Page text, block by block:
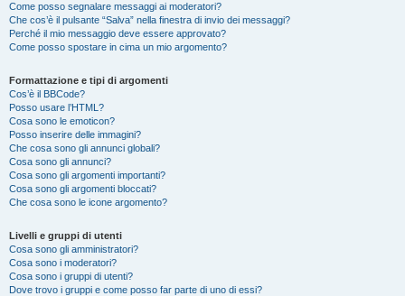
Come posso segnalare messaggi ai moderatori?
Che cos’è il pulsante “Salva” nella finestra di invio dei messaggi?
Perché il mio messaggio deve essere approvato?
Come posso spostare in cima un mio argomento?
Formattazione e tipi di argomenti
Cos’è il BBCode?
Posso usare l’HTML?
Cosa sono le emoticon?
Posso inserire delle immagini?
Che cosa sono gli annunci globali?
Cosa sono gli annunci?
Cosa sono gli argomenti importanti?
Cosa sono gli argomenti bloccati?
Che cosa sono le icone argomento?
Livelli e gruppi di utenti
Cosa sono gli amministratori?
Cosa sono i moderatori?
Cosa sono i gruppi di utenti?
Dove trovo i gruppi e come posso far parte di uno di essi?